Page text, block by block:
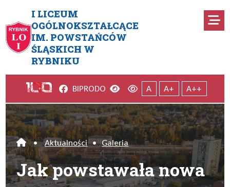
I LICEUM
OGÓLNOKSZTAŁCĄCE
IM. POWSTAŃCÓW
ŚLĄSKICH W
RYBNIKU
Jak powstawała nowa sala
Facebook
BIPRODO Wersja kontrastowa
Wersja domyślna
A A+ A++
Home
• Aktualności • Galeria
Jak powstawała nowa